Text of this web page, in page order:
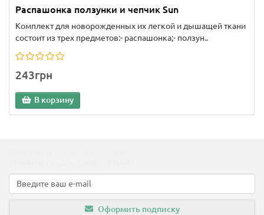
Распашонка ползунки и чепчик Sun
Комплект для новорожденных их легкой и дышащей ткани
состоит из трех предметов:- распашонка;- ползун..
243грн
В корзину
Оформить подписку